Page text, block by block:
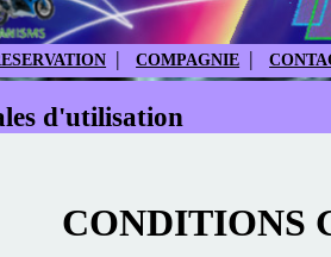
d'utilisation
CONDITIONS
| COMPAGNIE |